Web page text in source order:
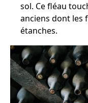
sol. Ce fléau
anciens dont les
étanches.